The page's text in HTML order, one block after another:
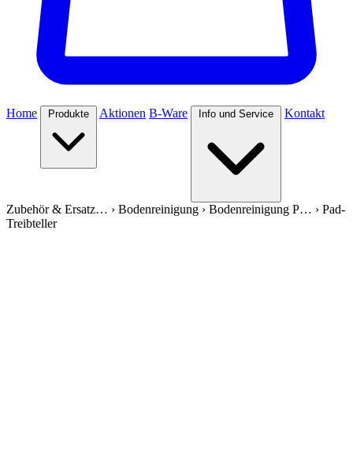
Home Produkte Aktionen B-Ware Info und Service Kontakt
Zubehör & Ersatz… › Bodenreinigung › Bodenreinigung P… › Pad-
Treibteller